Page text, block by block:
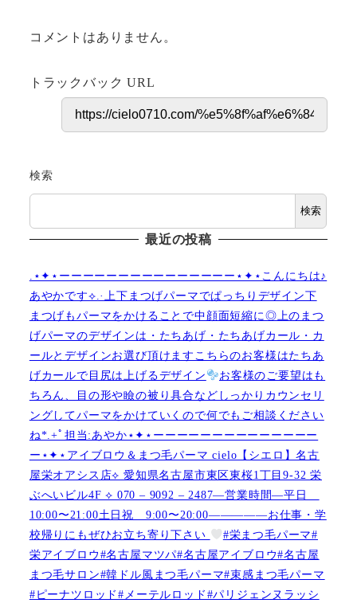
コメントはありません。
トラックバック URL
検索
検索
最近の投稿
.⋆✦⋆ーーーーーーーーーーーーーーー⋆✦⋆こんにちは♪
あやかです︎⟡.·上下まつげパーマでぱっちりデザイン下
まつげもパーマをかけることで中顔面短縮に◎上のまつ
げパーマのデザインは・たちあげ・たちあげカール・カ
ールとデザインお選び頂けますこちらのお客様はたちあ
げカールで目尻は上げるデザイン
お客様のご要望はも
ちろん、目の形や瞼の被り具合などしっかりカウンセリ
ングしてパーマをかけていくので何でもご相談ください
ね︎︎︎*.+ﾟ担当:あやか⋆✦⋆ーーーーーーーーーーーーーー
ー⋆✦⋆アイブロウ＆まつ毛パーマ cielo【シエロ】名古
屋栄オアシス店︎︎⟡ 愛知県名古屋市東区東桜1丁目9-32 栄
ぶへいビル4F ︎︎⟡ 070 – 9092 – 2487—営業時間—平日
10:00〜21:00土日祝 9:00〜20:00—————お仕事・学
校帰りにもぜひお立ち寄り下さい
#栄まつ毛パーマ#
栄アイブロウ#名古屋マツパ#名古屋アイブロウ#名古屋
まつ毛サロン#韓ドル風まつ毛パーマ#束感まつ毛パーマ
#ピーナツロッド#メーテルロッド#パリジェンヌラッシ